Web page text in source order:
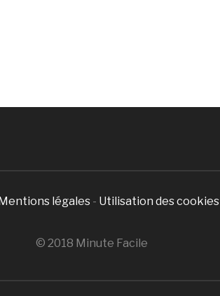
Mentions légales - Utilisation des cookies
© 2018 Minute Facile